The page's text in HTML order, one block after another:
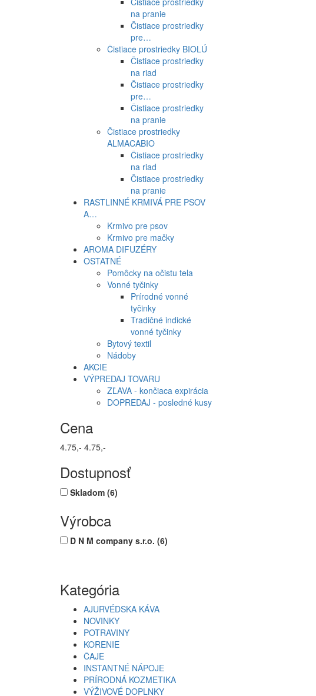
na pranie
Čistiace prostriedky
pre…
Čistiace prostriedky BIOLÚ
Čistiace prostriedky
na riad
Čistiace prostriedky
pre…
Čistiace prostriedky
na pranie
Čistiace prostriedky
ALMACABIO
Čistiace prostriedky
na riad
Čistiace prostriedky
na pranie
RASTLINNÉ KRMIVÁ PRE PSOV
A…
Krmivo pre psov
Krmivo pre mačky
AROMA DIFUZÉRY
OSTATNÉ
Pomôcky na očistu tela
Vonné tyčinky
Prírodné vonné
tyčinky
Tradičné indické
vonné tyčinky
Bytový textil
Nádoby
AKCIE
VÝPREDAJ TOVARU
ZĽAVA - končiaca expirácia
DOPREDAJ - posledné kusy
Cena
4.75,- 4.75,-
Dostupnosť
Skladom (6)
Výrobca
D N M company s.r.o. (6)
Kategória
AJURVÉDSKA KÁVA
NOVINKY
POTRAVINY
KORENIE
ČAJE
INSTANTNÉ NÁPOJE
PRÍRODNÁ KOZMETIKA
VÝŽIVOVÉ DOPLNKY